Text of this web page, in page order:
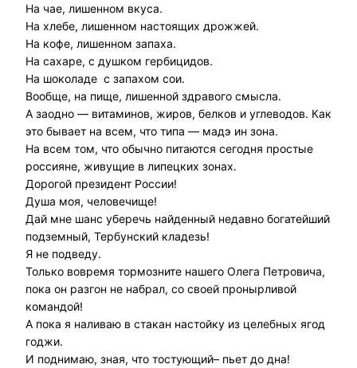
На чае, лишенном вкуса.
На хлебе, лишенном настоящих дрожжей.
На кофе, лишенном запаха.
На сахаре, с душком гербицидов.
На шоколаде с запахом сои.
Вообще, на пище, лишенной здравого смысла.
А заодно — витаминов, жиров, белков и углеводов. Как
это бывает на всем, что типа — мадэ ин зона.
На всем том, что обычно питаются сегодня простые
россияне, живущие в липецких зонах.
Дорогой президент России!
Душа моя, человечище!
Дай мне шанс уберечь найденный недавно богатейший
подземный, Тербунский кладезь!
Я не подведу.
Только вовремя тормозните нашего Олега Петровича,
пока он разгон не набрал, со своей пронырливой
командой!
А пока я наливаю в стакан настойку из целебных ягод
годжи.
И поднимаю, зная, что тостующий– пьет до дна!